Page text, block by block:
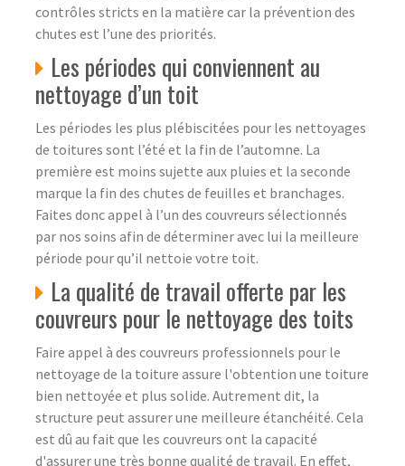
contrôles stricts en la matière car la prévention des
chutes est l’une des priorités.
Les périodes qui conviennent au
nettoyage d’un toit
Les périodes les plus plébiscitées pour les nettoyages
de toitures sont l’été et la fin de l’automne. La
première est moins sujette aux pluies et la seconde
marque la fin des chutes de feuilles et branchages.
Faites donc appel à l’un des couvreurs sélectionnés
par nos soins afin de déterminer avec lui la meilleure
période pour qu’il nettoie votre toit.
La qualité de travail offerte par les
couvreurs pour le nettoyage des toits
Faire appel à des couvreurs professionnels pour le
nettoyage de la toiture assure l'obtention une toiture
bien nettoyée et plus solide. Autrement dit, la
structure peut assurer une meilleure étanchéité. Cela
est dû au fait que les couvreurs ont la capacité
d'assurer une très bonne qualité de travail. En effet,